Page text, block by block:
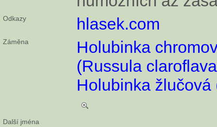
Odkazy hlasek.com
Záměna
Holubinka
(Russula
Holubinka
Další jména